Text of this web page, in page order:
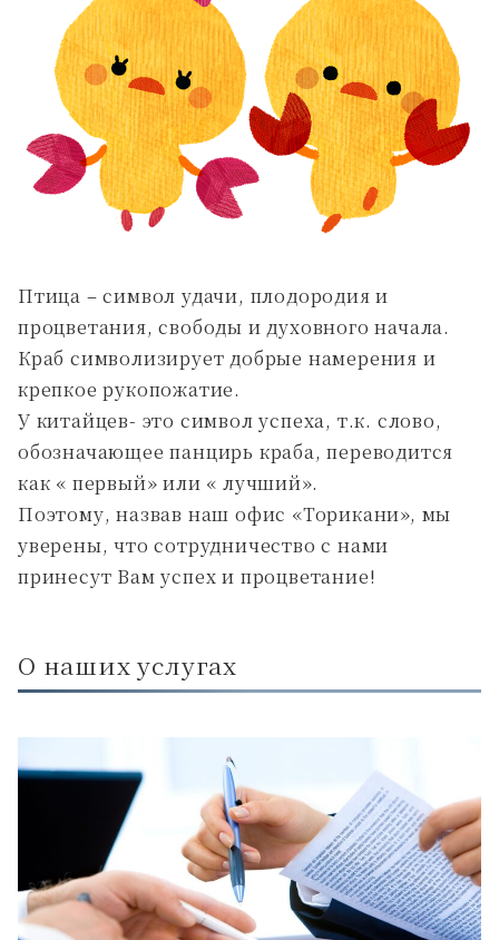
Птица – символ удачи, плодородия и
процветания, свободы и духовного начала.
Краб символизирует добрые намерения и
крепкое рукопожатие.
У китайцев- это символ успеха, т.к. слово,
обозначающее панцирь краба, переводится
как « первый» или « лучший».
Поэтому, назвав наш офис «Торикани», мы
уверены, что сотрудничество с нами
принесут Вам успех и процветание!
О наших услугах